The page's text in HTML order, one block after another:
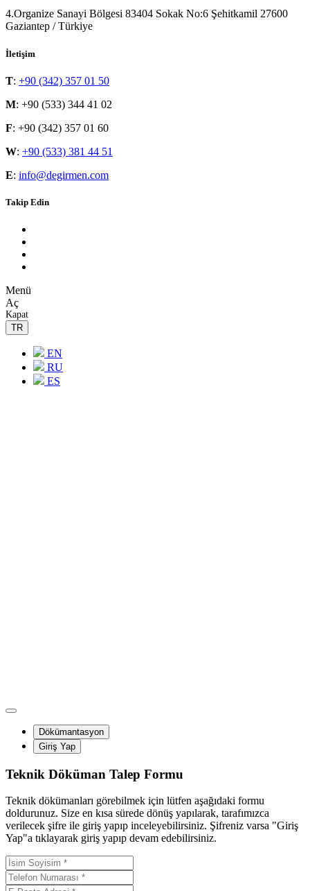
4.Organize Sanayi Bölgesi 83404 Sokak No:6 Şehitkamil 27600
Gaziantep / Türkiye
İletişim
T: +90 (342) 357 01 50
M: +90 (533) 344 41 02
F: +90 (342) 357 01 60
W: +90 (533) 381 44 51
E: info@degirmen.com
Takip Edin
Menü
Aç
Kapat
TR
EN
RU
ES
Dökümantasyon
Giriş Yap
Teknik Döküman Talep Formu
Teknik dökümanları görebilmek için lütfen aşağıdaki formu
doldurunuz. Size en kısa sürede dönüş yapılarak, tarafımızca
verilecek şifre ile giriş yapıp inceleyebilirsiniz. Şifreniz varsa "Giriş
Yap"a tıklayarak giriş yapıp devam edebilirsiniz.